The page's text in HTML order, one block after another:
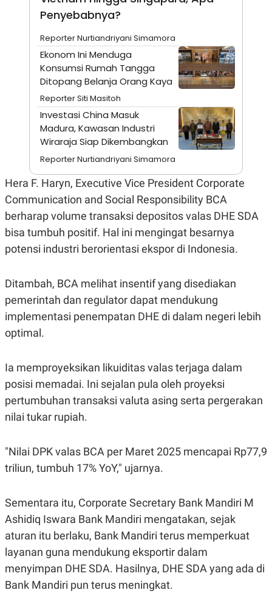
R
KANAL
P
A
D
A
A
G
S
N
A
N
V
P
U
S
JARINGAN
N
T
A
A
C
A
D
M
E
S
S
E
L
E
A
E
Penyebabnya?
Reporter Nurtiandriyani Simamora
Ekonom Ini Menduga
Konsumsi Rumah Tangga
Ditopang Belanja Orang Kaya
Reporter Siti Masitoh
Investasi China Masuk
Madura, Kawasan Industri
Wiraraja Siap Dikembangkan
Reporter Nurtiandriyani Simamora
Hera F. Haryn, Executive Vice President Corporate
Communication and Social Responsibility BCA
berharap volume transaksi depositos valas DHE SDA
bisa tumbuh positif. Hal ini mengingat besarnya
potensi industri berorientasi ekspor di Indonesia.
Ditambah, BCA melihat insentif yang disediakan
pemerintah dan regulator dapat mendukung
implementasi penempatan DHE di dalam negeri lebih
optimal.
Ia memproyeksikan likuiditas valas terjaga dalam
posisi memadai. Ini sejalan pula oleh proyeksi
pertumbuhan transaksi valuta asing serta pergerakan
nilai tukar rupiah.
"Nilai DPK valas BCA per Maret 2025 mencapai Rp77,9
triliun, tumbuh 17% YoY," ujarnya.
Sementara itu, Corporate Secretary Bank Mandiri M
Ashidiq Iswara Bank Mandiri mengatakan, sejak
aturan itu berlaku, Bank Mandiri terus memperkuat
layanan guna mendukung eksportir dalam
menyimpan DHE SDA. Hasilnya, DHE SDA yang ada di
Bank Mandiri pun terus meningkat.